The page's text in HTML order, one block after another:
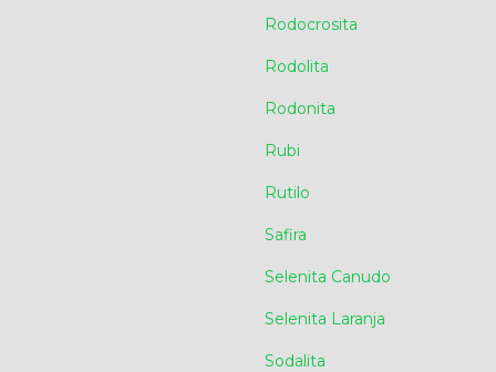
Rodocrosita
Rodolita
Rodonita
Rubi
Rutilo
Safira
Selenita Canudo
Selenita Laranja
Sodalita